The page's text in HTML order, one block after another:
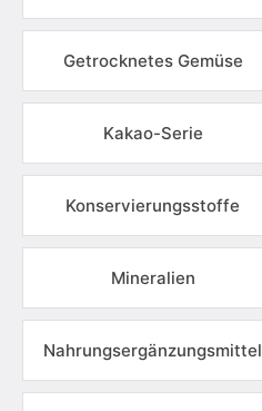
Getrocknetes Gemüse
Kakao-Serie
Konservierungsstoffe
Mineralien
Nahrungsergänzungsmittel